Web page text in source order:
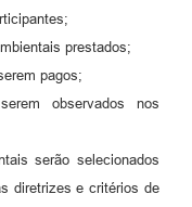
prestados;
pagos;
observados nos
serão selecionados
diretrizes e critérios de